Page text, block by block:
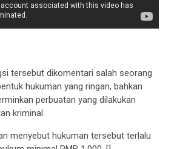
tersebut dikomentari salah seorang
hukuman yang ringan, bahkan
perbuatan yang dilakukan
kriminal.
menyebut hukuman tersebut terlalu